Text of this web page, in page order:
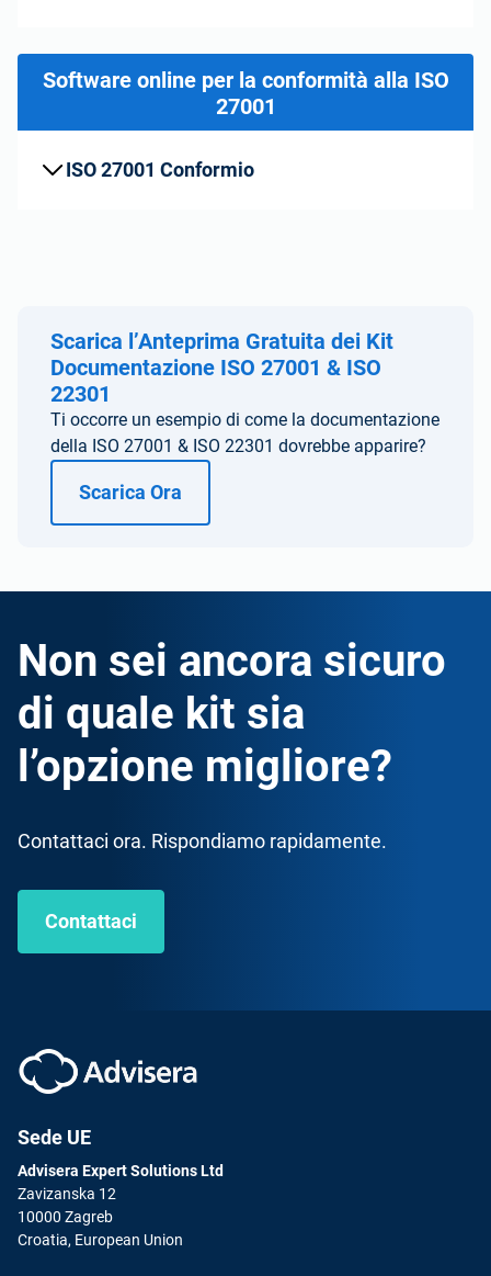
Software online per la conformità alla ISO
27001
ISO 27001 Conformio
Scarica l’Anteprima Gratuita dei Kit
Documentazione ISO 27001 & ISO
22301
Ti occorre un esempio di come la documentazione
della ISO 27001 & ISO 22301 dovrebbe apparire?
Scarica Ora
Non sei ancora sicuro
di quale kit sia
l’opzione migliore?
Contattaci ora. Rispondiamo rapidamente.
Contattaci
Sede UE
Advisera Expert Solutions Ltd
Zavizanska 12
10000 Zagreb
Croatia, European Union